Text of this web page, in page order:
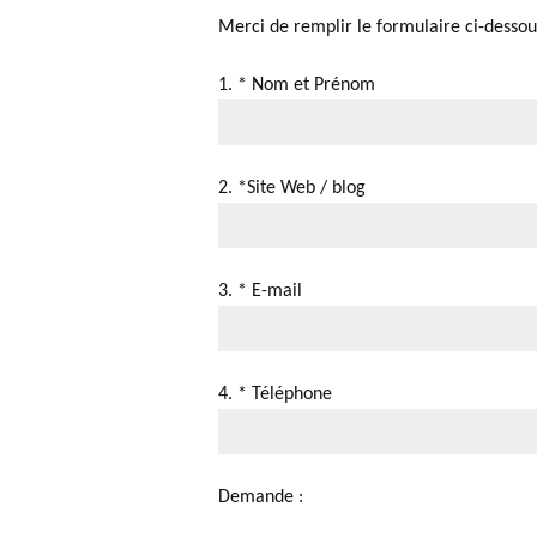
Merci de remplir le formulaire ci-
1. * Nom et Prénom
2. *Site Web / blog
3. * E-mail
4. * Téléphone
Demande :